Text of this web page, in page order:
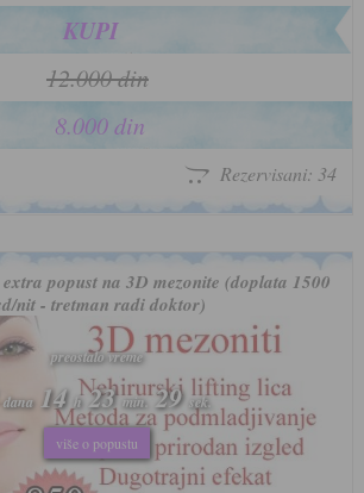
KUPI
12.000 din
8.000 din
Rezervisani: 34
popust na 3D mezonite (doplata 1500
nit - tretman radi doktor)
preostalo vreme
dana 14 h 23min. 26 sek.
više o popustu
preostalo vreme
dana 14 h 23min. 26 sek.
više o popustu